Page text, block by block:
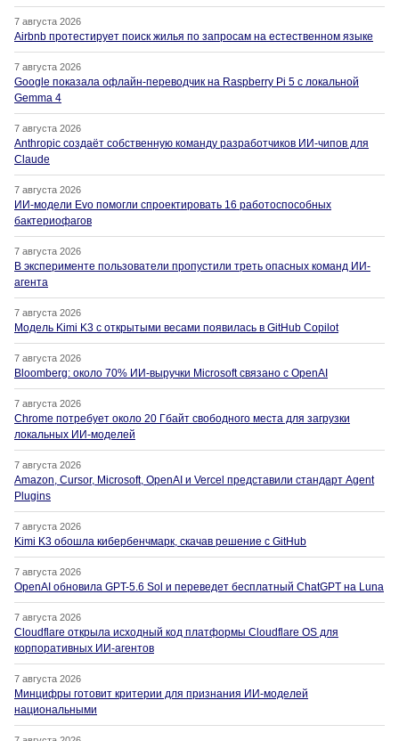
7 августа 2026
Airbnb протестирует поиск жилья по запросам на естественном языке
7 августа 2026
Google показала офлайн-переводчик на Raspberry Pi 5 с локальной
Gemma 4
7 августа 2026
Anthropic создаёт собственную команду разработчиков ИИ-чипов для
Claude
7 августа 2026
ИИ-модели Evo помогли спроектировать 16 работоспособных
бактериофагов
7 августа 2026
В эксперименте пользователи пропустили треть опасных команд ИИ-
агента
7 августа 2026
Модель Kimi K3 с открытыми весами появилась в GitHub Copilot
7 августа 2026
Bloomberg: около 70% ИИ-выручки Microsoft связано с OpenAI
7 августа 2026
Chrome потребует около 20 Гбайт свободного места для загрузки
локальных ИИ-моделей
7 августа 2026
Amazon, Cursor, Microsoft, OpenAI и Vercel представили стандарт Agent
Plugins
7 августа 2026
Kimi K3 обошла кибербенчмарк, скачав решение с GitHub
7 августа 2026
OpenAI обновила GPT-5.6 Sol и переведет бесплатный ChatGPT на Luna
7 августа 2026
Cloudflare открыла исходный код платформы Cloudflare OS для
корпоративных ИИ-агентов
7 августа 2026
Минцифры готовит критерии для признания ИИ-моделей
национальными